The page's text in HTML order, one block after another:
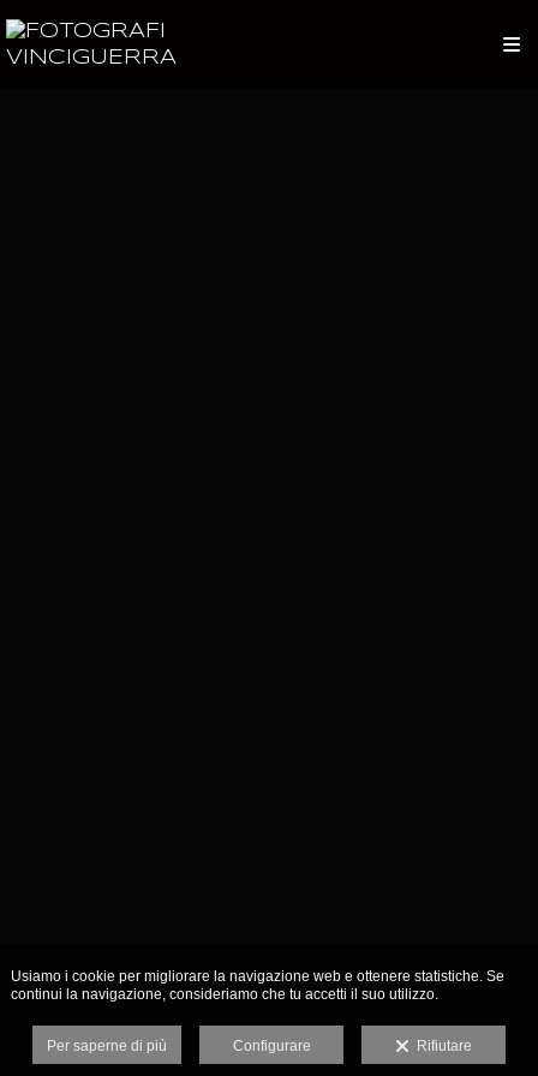
Usiamo i cookie per migliorare la navigazione web e ottenere statistiche. Se
continui la navigazione, consideriamo che tu accetti il suo utilizzo.
Per saperne di più Configurare Rifiutare